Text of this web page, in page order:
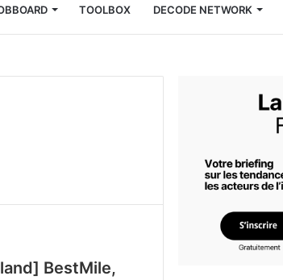
TOOLBOX DECODE NETWORK
BestMile,